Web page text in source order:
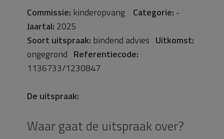
Commissie: kinderopvang Categorie: -
Jaartal: 2025
Soort uitspraak: bindend advies Uitkomst:
ongegrond Referentiecode:
1136733/1230847
De uitspraak:
Waar gaat de uitspraak over?